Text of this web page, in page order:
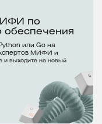
по
обеспечения
или Go на
МИФИ и
и выходите на новый